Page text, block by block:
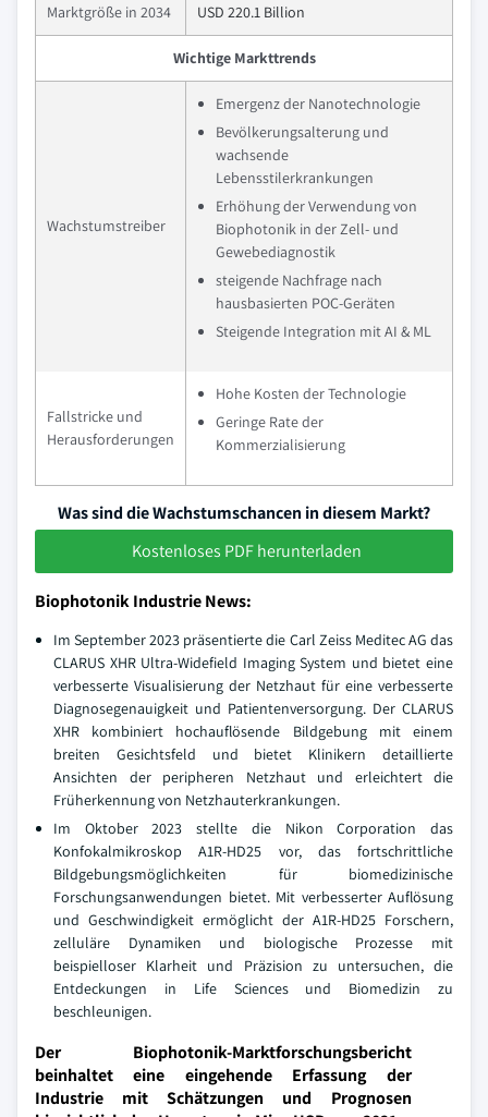
Marktgröße in 2034 USD 220.1 Billion
Wichtige Markttrends
Wachstumstreiber
Emergenz der Nanotechnologie
Bevölkerungsalterung und
wachsende
Lebensstilerkrankungen
Erhöhung der Verwendung von
Biophotonik in der Zell- und
Gewebediagnostik
steigende Nachfrage nach
hausbasierten POC-Geräten
Steigende Integration mit AI & ML
Fallstricke und
Herausforderungen
Hohe Kosten der Technologie
Geringe Rate der
Kommerzialisierung
Was sind die Wachstumschancen in diesem Markt?
Kostenloses PDF herunterladen
Biophotonik Industrie News:
Im September 2023 präsentierte die Carl Zeiss Meditec AG das
CLARUS XHR Ultra-Widefield Imaging System und bietet eine
verbesserte Visualisierung der Netzhaut für eine verbesserte
Diagnosegenauigkeit und Patientenversorgung. Der CLARUS
XHR kombiniert hochauflösende Bildgebung mit einem
breiten Gesichtsfeld und bietet Klinikern detaillierte
Ansichten der peripheren Netzhaut und erleichtert die
Früherkennung von Netzhauterkrankungen.
Im Oktober 2023 stellte die Nikon Corporation das
Konfokalmikroskop A1R-HD25 vor, das fortschrittliche
Bildgebungsmöglichkeiten für biomedizinische
Forschungsanwendungen bietet. Mit verbesserter Auflösung
und Geschwindigkeit ermöglicht der A1R-HD25 Forschern,
zelluläre Dynamiken und biologische Prozesse mit
beispielloser Klarheit und Präzision zu untersuchen, die
Entdeckungen in Life Sciences und Biomedizin zu
beschleunigen.
Der Biophotonik-Marktforschungsbericht
beinhaltet eine eingehende Erfassung der
Industrie mit Schätzungen und Prognosen